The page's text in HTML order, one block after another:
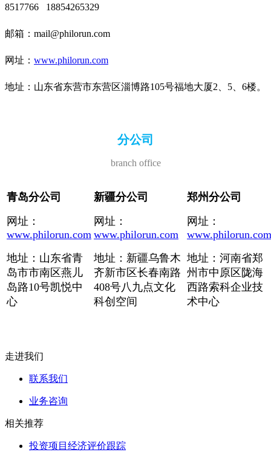
8517766 18854265329
邮箱：mail@philorun.com
网址： www.philorun.com
地址：山东省东营市东营区淄博路105号福地大厦2、5、6楼。
分公司
branch office
青岛分公司
网址：
www.philorun.com
地址：山东省青
岛市市南区燕儿
岛路10号凯悦中
心
新疆分公司
网址：
www.philorun.com
地址：新疆乌鲁木
齐新市区长春南路
408号八九点文化
科创空间
郑州分公司
网址：
www.philorun.com
地址：河南省郑
州市中原区陇海
西路索科企业技
术中心
走进我们
联系我们
业务咨询
相关推荐
投资项目经济评价跟踪